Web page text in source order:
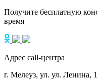
Получите бесплатную
время
Адрес call-центра
г. Мелеуз, ул. ул. Ленина,